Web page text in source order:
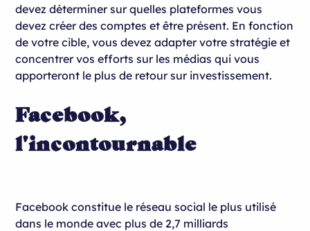
devez déterminer sur quelles plateformes vous
devez créer des comptes et être présent. En fonction
de votre cible, vous devez adapter votre stratégie et
concentrer vos efforts sur les médias qui vous
apporteront le plus de retour sur investissement.
Facebook,
l'incontournable
Facebook constitue le réseau social le plus utilisé
dans le monde avec plus de 2,7 milliards